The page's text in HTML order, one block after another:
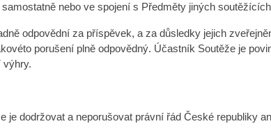
nebo ve spojení s Předměty jiných
odpovědní za příspěvek, a za důsledky jejich
porušení plně odpovědný. Účastník Soutěže je
výhry.
dodržovat a neporušovat právní řád České republiky